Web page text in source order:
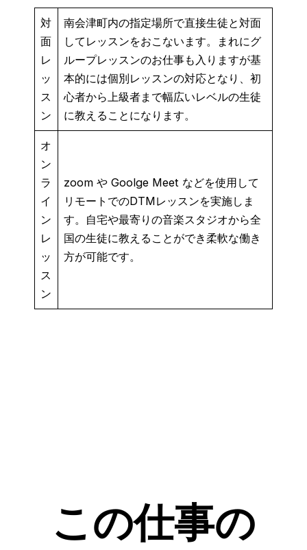
対
面
レ
ッ
ス
ン
南会津町内の指定場所で直接生徒と対面
してレッスンをおこないます。まれにグ
ループレッスンのお仕事も入りますが基
本的には個別レッスンの対応となり、初
心者から上級者まで幅広いレベルの生徒
に教えることになります。
オ
ン
ラ
イ
ン
レ
ッ
ス
ン
zoom や Goolge Meet などを使用して
リモートでのDTMレッスンを実施しま
す。自宅や最寄りの音楽スタジオから全
国の生徒に教えることができ柔軟な働き
方が可能です。
この仕事の